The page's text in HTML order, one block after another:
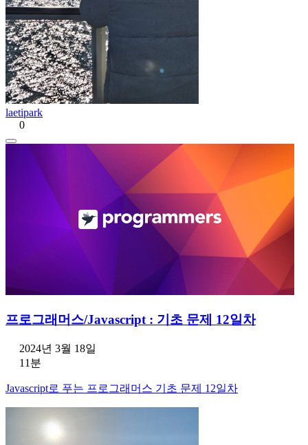
laetipark
0
프로그래머스/Javascript : 기초 문제 12일차
2024년 3월 18일
11분
Javascript로 푸는 프로그래머스 기초 문제 12일차